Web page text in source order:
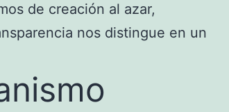
de creación al azar,
nos distingue en un